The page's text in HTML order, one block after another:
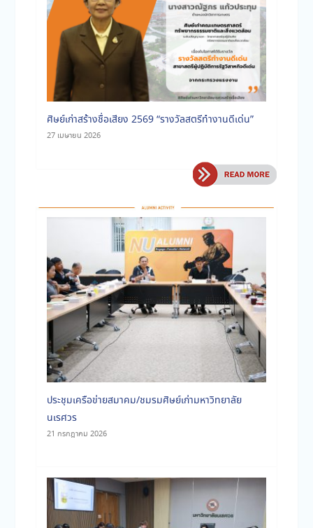
ศิษย์เก่าสร้างชื่อเสียง 2569 “รางวัลสตรีทำงานดีเด่น”
27 เมษายน 2026
ประชุมเครือข่ายสมาคม/ชมรมศิษย์เก่ามหาวิทยาลัย
นเรศวร
21 กรกฎาคม 2026